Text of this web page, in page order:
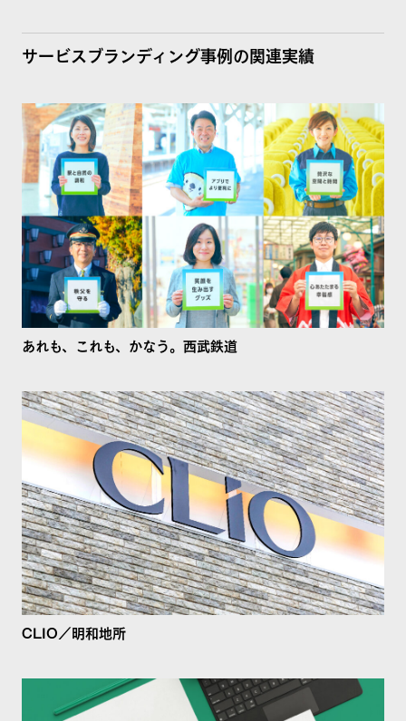
サービスブランディング事例の関連実績
あれも、これも、かなう。西武鉄道
CLIO／明和地所